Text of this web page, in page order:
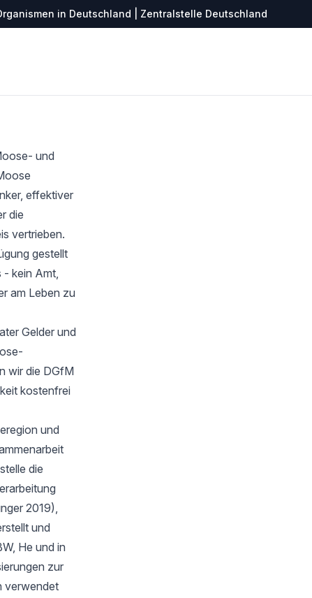
in Deutschland | Zentralstelle Deutschland
und
effektiver
die
vertrieben.
gestellt
- kein Amt,
am Leben zu
Gelder und
wir die DGfM
kostenfrei
und
die
2019),
und
He und in
zur
verwendet